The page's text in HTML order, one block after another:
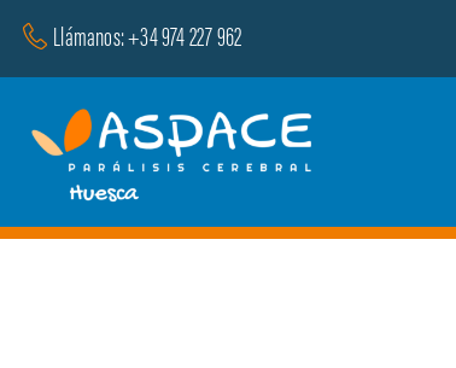
Saltar
Llámanos: +34 974 227 962